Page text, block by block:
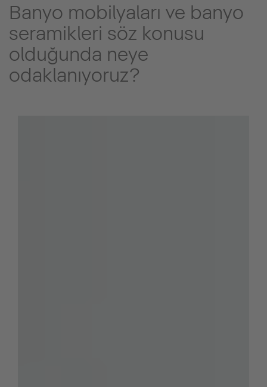
Banyo mobilyaları ve banyo
seramikleri söz konusu
olduğunda neye
odaklanıyoruz?